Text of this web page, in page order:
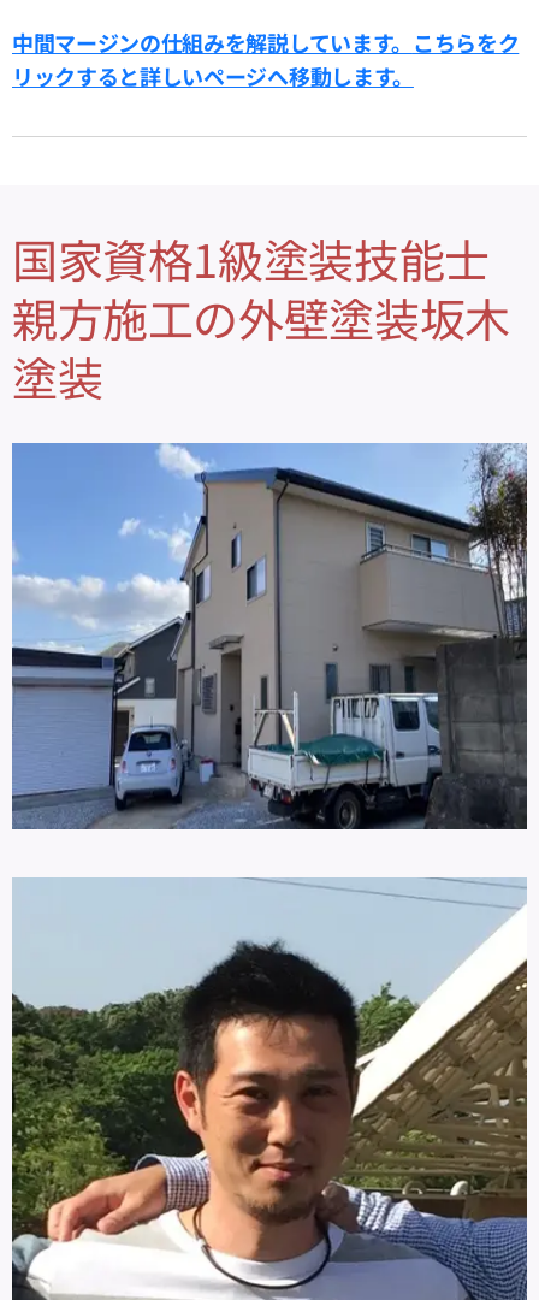
中間マージンの仕組みを解説しています。 こちらをク
リックすると詳しいページへ移動します。
国家資格1級塗装技能士
親方施工の外壁塗装坂木
塗装